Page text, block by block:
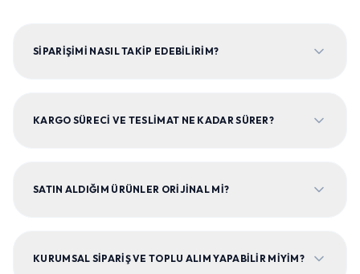
SIPARIŞIMI NASIL TAKIP EDEBILIRIM?
KARGO SÜRECI VE TESLIMAT NE KADAR SÜRER?
SATIN ALDIĞIM ÜRÜNLER ORIJINAL MI?
KURUMSAL SIPARIŞ VE TOPLU ALIM YAPABILIR MIYIM?